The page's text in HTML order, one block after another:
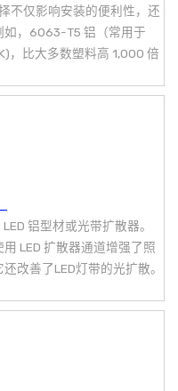
不仅影响安装的便利性，还
如，6063-T5 铝（常用于
，比大多数塑料高 1,000 倍
铝型材或光带扩散器。
LED 扩散器通道增强了照
改善了LED灯带的光扩散。